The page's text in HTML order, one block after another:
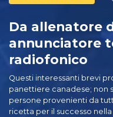
Da allenatore
annunciatore
radiofonico
Questi interessanti brevi
panettiere canadese; non
persone provenienti da
ricetta per il successo